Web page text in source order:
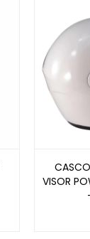
VISOR